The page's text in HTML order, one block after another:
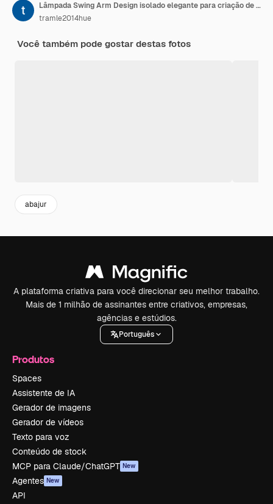
Lâmpada Swing Arm Design isolado elegante para criação de conteúdo de podcast e decoração de sala
tramle2014hue
Você também pode gostar destas fotos
abajur
A plataforma criativa para você direcionar seu melhor trabalho.
Mais de 1 milhão de assinantes entre criativos, empresas,
agências e estúdios.
Português
Produtos
Spaces
Assistente de IA
Gerador de imagens
Gerador de vídeos
Texto para voz
Conteúdo de stock
MCP para Claude/ChatGPT New
Agentes New
API